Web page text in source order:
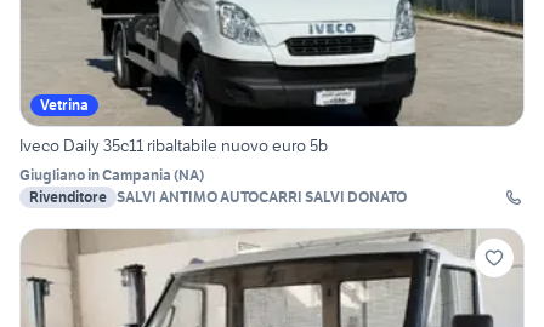
Vetrina
Iveco Daily 35c11 ribaltabile nuovo euro 5b
Giugliano in Campania (NA)
Rivenditore SALVI ANTIMO AUTOCARRI SALVI DONATO